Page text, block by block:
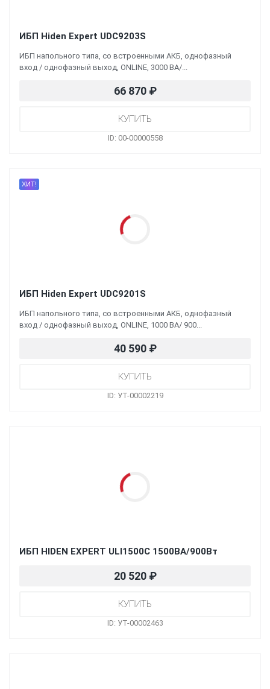
ИБП Hiden Expert UDC9203S
ИБП напольного типа, со встроенными АКБ, однофазный
вход / однофазный выход, ONLINE, 3000 ВА/...
66 870 ₽
ID: 00-00000558
ИБП Hiden Expert UDC9201S
ИБП напольного типа, со встроенными АКБ, однофазный
вход / однофазный выход, ONLINE, 1000 ВА/ 900...
40 590 ₽
ХИТ!
ID: УТ-00002219
ИБП HIDEN EXPERT ULI1500C 1500ВА/900Вт
20 520 ₽
ID: УТ-00002463